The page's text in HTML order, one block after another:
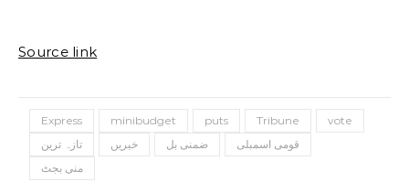
Source link
Express minibudget puts Tribune
vote
تازہ ترین
خبریں ضمنی بل
قومی اسمبلی
منی بجٹ